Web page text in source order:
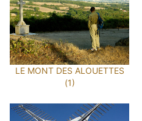
LE MONT DES ALOUETTES
(1)